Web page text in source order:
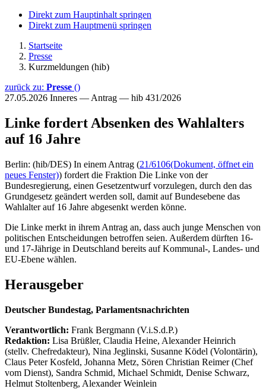
Direkt zum Hauptinhalt springen
Direkt zum Hauptmenü springen
Startseite
Presse
Kurzmeldungen (hib)
zurück zu: Presse ()
27.05.2026 Inneres — Antrag — hib 431/2026
Linke fordert Absenken des Wahlalters
auf 16 Jahre
Berlin: (hib/DES) In einem Antrag (21/6106(Dokument, öffnet ein
neues Fenster)) fordert die Fraktion Die Linke von der
Bundesregierung, einen Gesetzentwurf vorzulegen, durch den das
Grundgesetz geändert werden soll, damit auf Bundesebene das
Wahlalter auf 16 Jahre abgesenkt werden könne.
Die Linke merkt in ihrem Antrag an, dass auch junge Menschen von
politischen Entscheidungen betroffen seien. Außerdem dürften 16-
und 17-Jährige in Deutschland bereits auf Kommunal-, Landes- und
EU-Ebene wählen.
Herausgeber
Deutscher Bundestag, Parlamentsnachrichten
Verantwortlich: Frank Bergmann (V.i.S.d.P.)
Redaktion: Lisa Brüßler, Claudia Heine, Alexander Heinrich
(stellv. Chefredakteur), Nina Jeglinski, Susanne Ködel (Volontärin),
Claus Peter Kosfeld, Johanna Metz, Sören Christian Reimer (Chef
vom Dienst), Sandra Schmid, Michael Schmidt, Denise Schwarz,
Helmut Stoltenberg, Alexander Weinlein